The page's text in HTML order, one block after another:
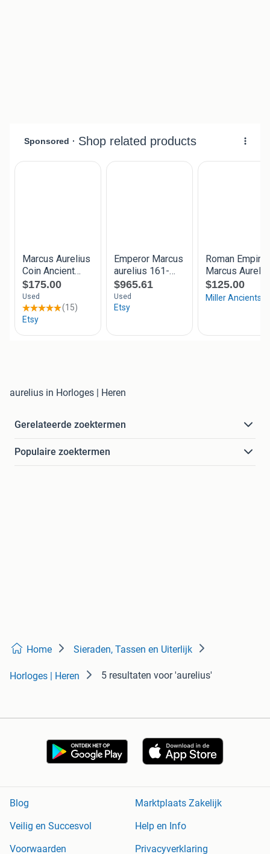
aurelius in Horloges | Heren
Gerelateerde zoektermen
Populaire zoektermen
Home Sieraden, Tassen en Uiterlijk
Horloges | Heren 5 resultaten voor 'aurelius'
Blog
Marktplaats Zakelijk
Veilig en Succesvol
Help en Info
Voorwaarden
Privacyverklaring